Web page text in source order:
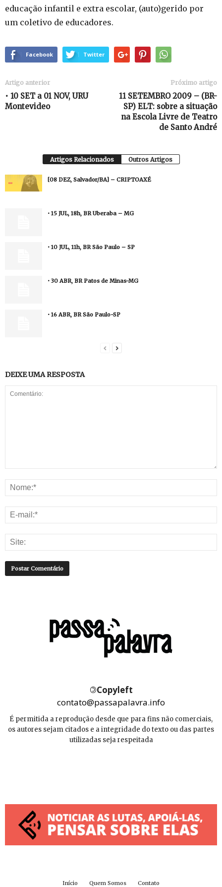
educação infantil e extra escolar, (auto)gerido por
um coletivo de educadores.
Facebook Twitter
Artigo anterior
• 10 SET a 01 NOV, URU
Montevideo
Próximo artigo
11 SETEMBRO 2009 – (BR-
SP) ELT: sobre a situação
na Escola Livre de Teatro
de Santo André
Artigos Relacionados Outros Artigos
[08 DEZ, Salvador/BA] – CRIPTOAXÉ
• 15 JUL, 18h, BR Uberaba – MG
• 10 JUL, 11h, BR São Paulo – SP
• 30 ABR, BR Patos de Minas-MG
• 16 ABR, BR São Paulo-SP
DEIXE UMA RESPOSTA
©Copyleft
contato@passapalavra.info
É permitida a reprodução desde que para fins não comerciais,
os autores sejam citados e a integridade do texto ou das partes
utilizadas seja respeitada
Início Quem Somos Contato